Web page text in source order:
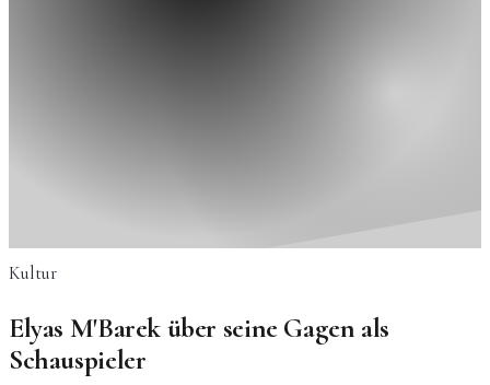
Kultur
Elyas M'Barek über seine Gagen als
Schauspieler